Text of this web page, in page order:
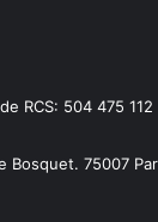
RCS: 504 475 112
Bosquet. 75007